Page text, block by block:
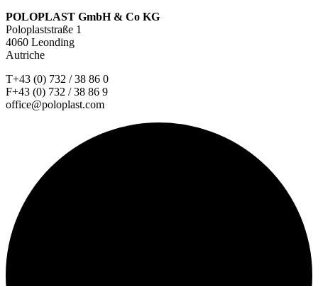
POLOPLAST GmbH & Co KG
Poloplaststraße 1
4060 Leonding
Autriche
T+43 (0) 732 / 38 86 0
F+43 (0) 732 / 38 86 9
office@poloplast.com